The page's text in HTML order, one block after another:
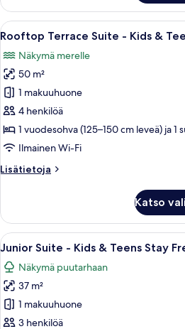
kuvat
Suite
Kids
Teens
Stay
Free
Avaa
kaikki
huonetyypin
Rooftop
Terrace
Suite
-
Kids
Teens
kuvat
8
Rooftop Terrace Suite - Kids &
Näkymä merelle
50 m²
1 makuuhuone
4 henkilöä
1 vuodesohva (125–150 cm leveä) ja 1
Ilmainen Wi-Fi
Lisätietoja
Lisätietoja
Suite
Kids
Teens
Stay
Free
Katso
Avaa
kaikki
huonetyypin
Junior
Suite
-
8
Junior Suite - Kids & Teens Stay
Näkymä puutarhaan
37 m²
1 makuuhuone
3 henkilöä